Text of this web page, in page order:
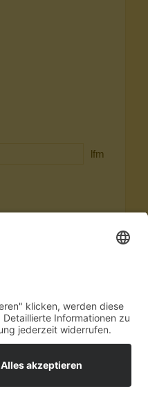
lfm
HILFEBARRIEREFREI